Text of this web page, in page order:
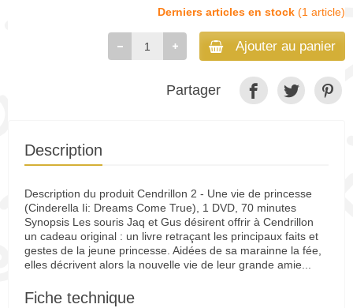
Derniers articles en stock (1 article)
Ajouter au panier
Partager
Description
Description du produit Cendrillon 2 - Une vie de princesse
(Cinderella Ii: Dreams Come True), 1 DVD, 70 minutes
Synopsis Les souris Jaq et Gus désirent offrir à Cendrillon
un cadeau original : un livre retraçant les principaux faits et
gestes de la jeune princesse. Aidées de sa marainne la fée,
elles décrivent alors la nouvelle vie de leur grande amie...
Fiche technique